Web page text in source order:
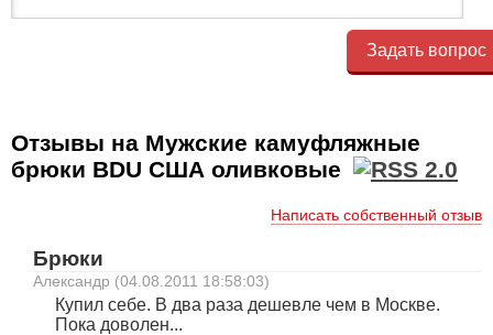
Задать вопрос
Отзывы на Мужские камуфляжные
брюки BDU США оливковые
Написать собственный отзыв
Брюки
Александр (04.08.2011 18:58:03)
Купил себе. В два раза дешевле чем в Москве.
Пока доволен...